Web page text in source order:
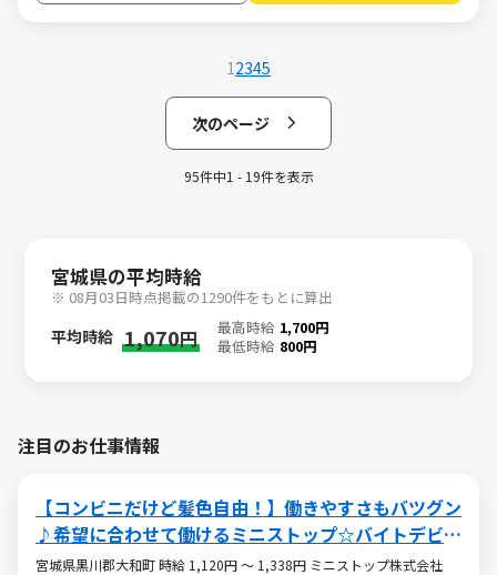
12345
次のページ
95件中1 - 19件を表示
宮城県の平均時給
※ 08月03日時点掲載の1290件をもとに算出
平均時給 1,070円 最高時給 1,700円
最低時給 800円
注目のお仕事情報
【コンビニだけど髪色自由！】働きやすさもバツグン
♪希望に合わせて働けるミニストップ☆バイトデビュ
ーも大歓迎です！☆
宮城県黒川郡大和町 時給 1,120円 ～ 1,338円 ミニストップ株式会社